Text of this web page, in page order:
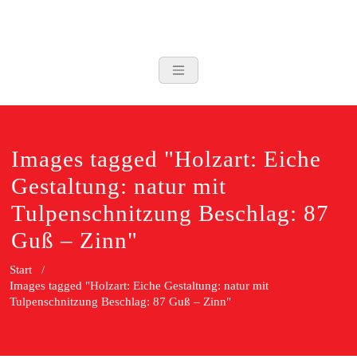
Images tagged "Holzart: Eiche
Gestaltung: natur mit
Tulpenschnitzung Beschlag: 87
Guß – Zinn"
Start /
Images tagged "Holzart: Eiche Gestaltung: natur mit
Tulpenschnitzung Beschlag: 87 Guß – Zinn"